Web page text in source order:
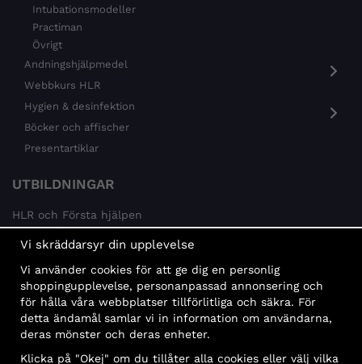
Intubationsmodeller
Practiman
Övrigt
Andningshjälpmedel
Webbkurs HLR
Hygien & desinfektion
Böcker och affischer
Presentartiklar
UTBILDNINGAR
HLR och Första hjälpen
Psykisk hälsa
Brandskydd
MÅLGRUPPER
Offentlig sektor och företag
Privatpersoner
Vi skräddarsyr din upplevelse
Vi använder cookies för att ge dig en personlig
shoppingupplevelse, personanpassad annonsering och
för hålla våra webbplatser tillförlitliga och säkra. För
detta ändamål samlar vi in information om användarna,
deras mönster och deras enheter.
Klicka på "Okej" om du tillåter alla cookies eller välj vilka